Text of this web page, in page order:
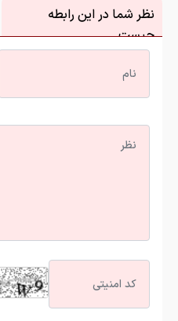
نظر شما در این رابطه
چیست